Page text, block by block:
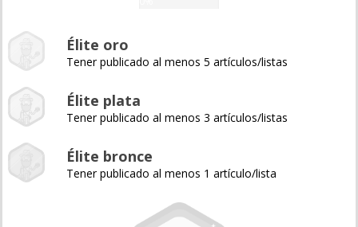
Élite oro
Tener publicado al menos 5 artículos/listas
Élite plata
Tener publicado al menos 3 artículos/listas
Élite bronce
Tener publicado al menos 1 artículo/lista